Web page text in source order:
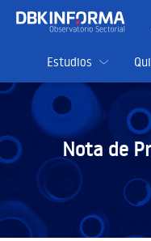
Estudios
Nota de